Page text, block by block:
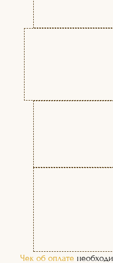
Съёмке (созданию)
Научитесь
различных
многое другое.
Обработке отснятого
Монтажу и прочему.
ЧЕМУ ВЫ
НА КУРСЕ:
Чек об оплате